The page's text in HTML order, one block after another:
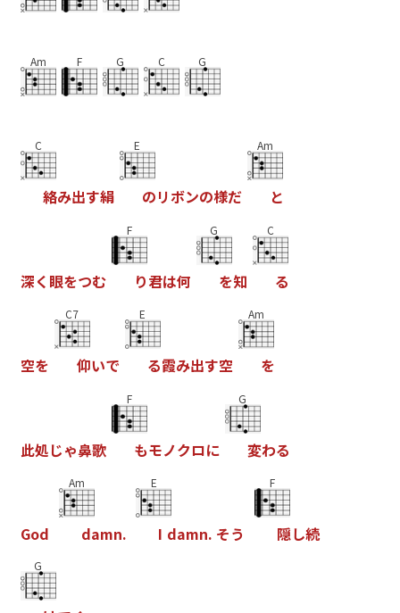
Am F G C G
C
絡み出す絹
E
のリボンの様だ
Am
と
深く 眼をつむ
F
り君は何
G
を知
C
る
空を
C7
仰いで
E
る霞み出す空
Am
を
此処じゃ鼻歌
F
もモノクロに
G
変わる
God
Am
damn.
E
I damn. そう
F
隠し続
G